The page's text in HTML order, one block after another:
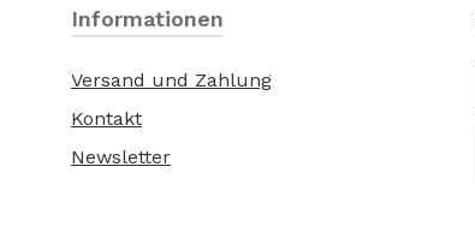
Informationen
Versand und Zahlung
Kontakt
Newsletter